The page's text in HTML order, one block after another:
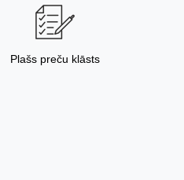
Plašs preču klāsts